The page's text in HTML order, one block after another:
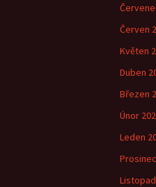
Červen
Květen
Duben
Březen
Únor
Leden